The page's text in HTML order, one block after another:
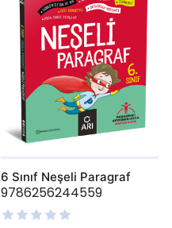
6 Sınıf Neşeli Paragraf
9786256244559